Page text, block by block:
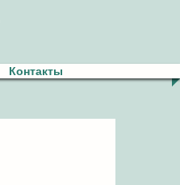
Контакты